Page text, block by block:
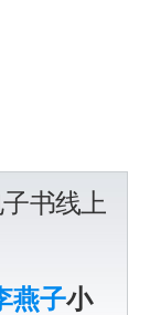
书线上
燕子小